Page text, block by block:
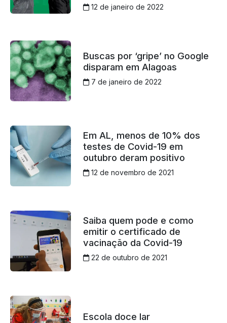
12 de janeiro de 2022
Buscas por ‘gripe’ no Google
disparam em Alagoas
7 de janeiro de 2022
Em AL, menos de 10% dos
testes de Covid-19 em
outubro deram positivo
12 de novembro de 2021
Saiba quem pode e como
emitir o certificado de
vacinação da Covid-19
22 de outubro de 2021
Escola doce lar